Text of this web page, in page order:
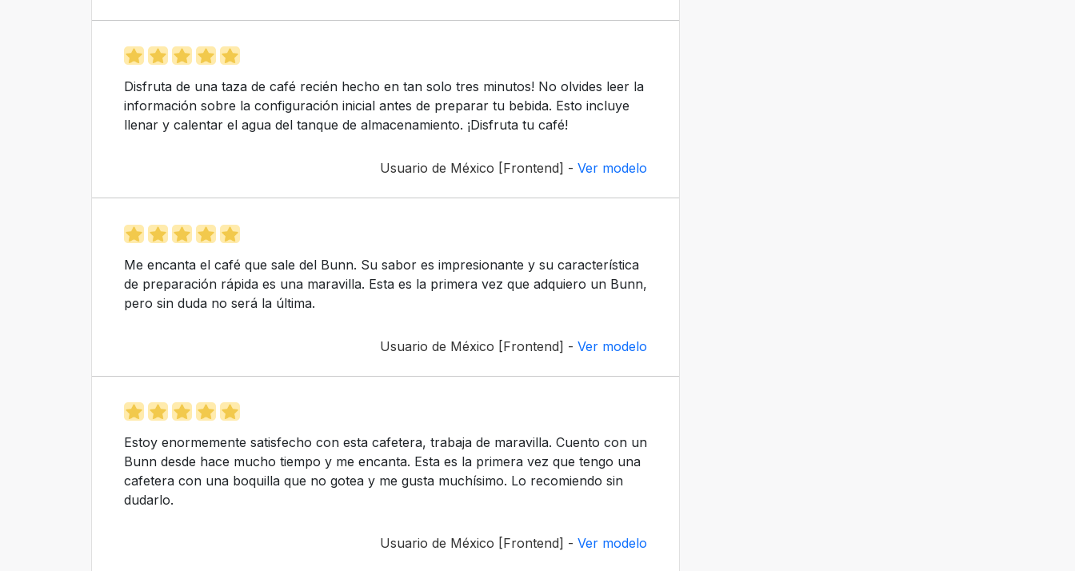
Disfruta de una taza de café recién hecho en tan solo tres minutos! No olvides leer la
información sobre la configuración inicial antes de preparar tu bebida. Esto incluye
llenar y calentar el agua del tanque de almacenamiento. ¡Disfruta tu café!
Usuario de México [Frontend] - Ver modelo
Me encanta el café que sale del Bunn. Su sabor es impresionante y su característica
de preparación rápida es una maravilla. Esta es la primera vez que adquiero un Bunn,
pero sin duda no será la última.
Usuario de México [Frontend] - Ver modelo
Estoy enormemente satisfecho con esta cafetera, trabaja de maravilla. Cuento con un
Bunn desde hace mucho tiempo y me encanta. Esta es la primera vez que tengo una
cafetera con una boquilla que no gotea y me gusta muchísimo. Lo recomiendo sin
dudarlo.
Usuario de México [Frontend] - Ver modelo